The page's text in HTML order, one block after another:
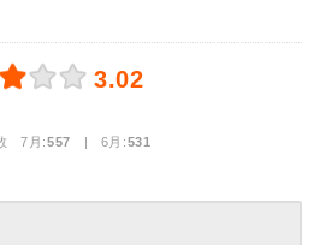
3.02
7月:557 | 6月:531